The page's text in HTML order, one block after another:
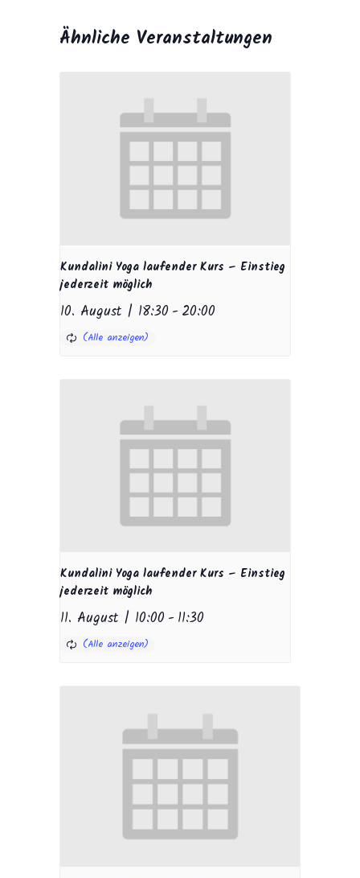
Ähnliche Veranstaltungen
Kundalini Yoga laufender Kurs – Einstieg
jederzeit möglich
10. August | 18:30 -20:00
Kundalini Yoga laufender Kurs – Einstieg
jederzeit möglich
11. August | 10:00 -11:30